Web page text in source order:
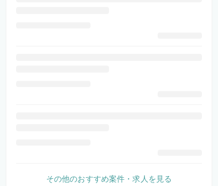
その他のおすすめ案件・求人を見る